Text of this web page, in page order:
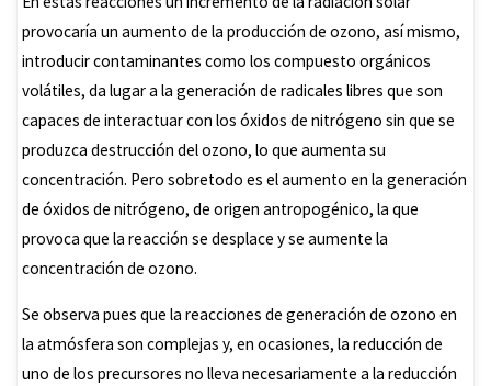
provocaría un aumento de la producción de ozono, así mismo,
introducir contaminantes como los compuesto orgánicos
volátiles, da lugar a la generación de radicales libres que son
capaces de interactuar con los óxidos de nitrógeno sin que se
produzca destrucción del ozono, lo que aumenta su
concentración. Pero sobretodo es el aumento en la generación
de óxidos de nitrógeno, de origen antropogénico, la que
provoca que la reacción se desplace y se aumente la
concentración de ozono.
Se observa pues que la reacciones de generación de ozono en
la atmósfera son complejas y, en ocasiones, la reducción de
uno de los precursores no lleva necesariamente a la reducción